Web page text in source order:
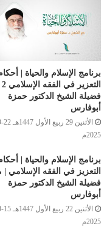
برنامج الإسلام والحياة |
فضيلة الشيخ الدكتور حمزة
أبوفارس
2025م
برنامج الإسلام والحياة |
التعزيز في الفقه الإسلامي |
فضيلة الشيخ الدكتور حمزة
أبوفارس
2025م